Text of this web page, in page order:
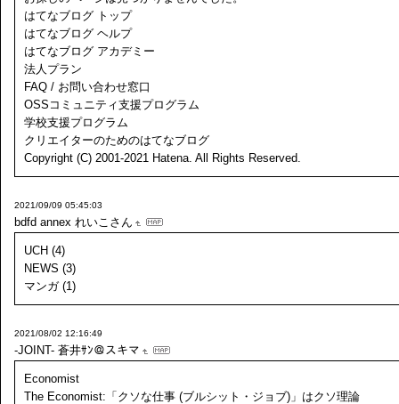
はてなブログ トップ
はてなブログ ヘルプ
はてなブログ アカデミー
法人プラン
FAQ / お問い合わせ窓口
OSSコミュニティ支援プログラム
学校支援プログラム
クリエイターのためのはてなブログ
Copyright (C) 2001-2021 Hatena. All Rights Reserved.
2021/09/09 05:45:03
bdfd annex れいこさん
UCH (4)
NEWS (3)
マンガ (1)
2021/08/02 12:16:49
-JOINT- 蒼井ｻﾝ＠スキマ
Economist
The Economist:「クソな仕事 (ブルシット・ジョブ)」はクソ理論